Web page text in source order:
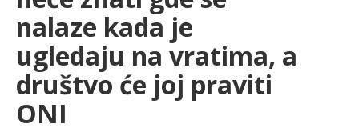
SPORT
LIFESTYLE
EXTRA
nalaze kada je
ugledaju na vratima, a
društvo će joj praviti
ONI